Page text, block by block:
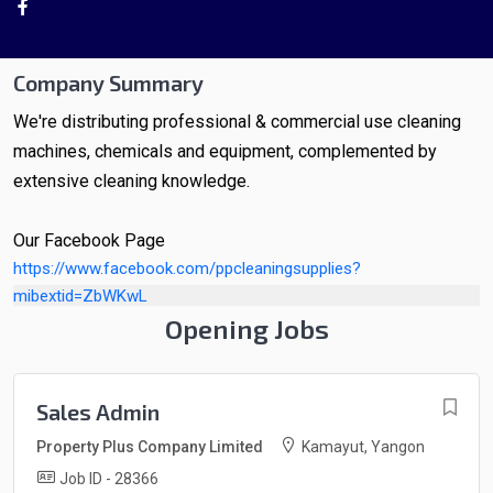
Company Summary
We're distributing professional & commercial use cleaning
machines, chemicals and equipment, complemented by
extensive cleaning knowledge.
Our Facebook Page
https://www.facebook.com/ppcleaningsupplies?
mibextid=ZbWKwL
Opening Jobs
Sales Admin
Property Plus Company Limited
Kamayut, Yangon
Job ID - 28366